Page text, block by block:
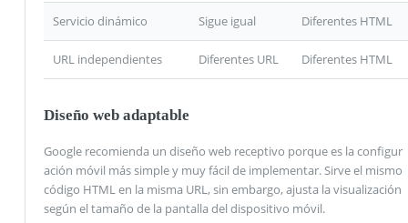
Servicio dinámico Sigue igual Diferentes HTML
URL independientes Diferentes URL Diferentes HTML
Diseño web adaptable
Google recomienda un diseño web receptivo porque es la configur
ación móvil más simple y muy fácil de implementar. Sirve el mismo
código HTML en la misma URL, sin embargo, ajusta la visualización
según el tamaño de la pantalla del dispositivo móvil.